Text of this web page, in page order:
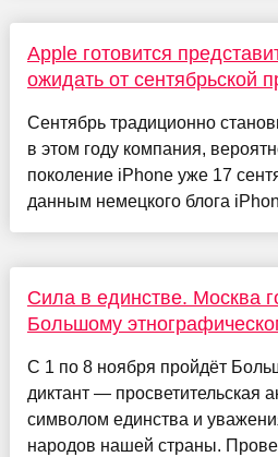
Apple готовится
ожидать от сентябрьской
Сентябрь традиционно
в этом году компания,
поколение iPhone уже 17
данным немецкого блога
Сила в единстве. Москва
Большому
С 1 по 8 ноября пройдёт
диктант — просветительская
символом единства и
народов нашей страны.